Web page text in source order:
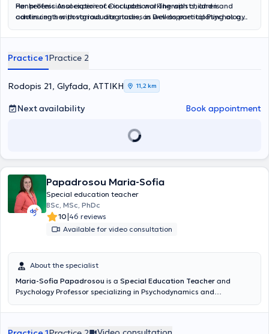
Panhellenic Association of Occupational Therapists, and is
continuing her postgraduate studies in Developmental Psychology.
administration of the EDAFA test, the Movement Assessment
Achenbach Preschool and School-Age forms, BAYLEY-4 Scales,
RAVEN'S Educational CPM/CVS, as well as in dysgraphia.
Additionally, she has completed the theoretical component of the
Neurodevelopmental Treatment Bobath method (N.D.T.).
Her professional experience includes working with children and
adolescents with various diagnoses, as well as participating as a
the "Personal Assistant for Persons with Disabilities" program.
are key objectives for her to provide high-quality occupational
therapy services.
Practice 1Practice 2
Rodopis 21, Glyfada, ΑΤΤΙΚΗ 11,2 km
Next availability Book appointment
Papadrosou Maria-Sofia
Special education teacher
BSc, MSc, PhDc
10|46 reviews
Available for video consultation
About the specialist
Maria-Sofia Papadrosou is a Special Education Teacher and
Psychology Professor specializing in Psychodynamics and
Kifisia. She has represented Greece abroad through lectures and